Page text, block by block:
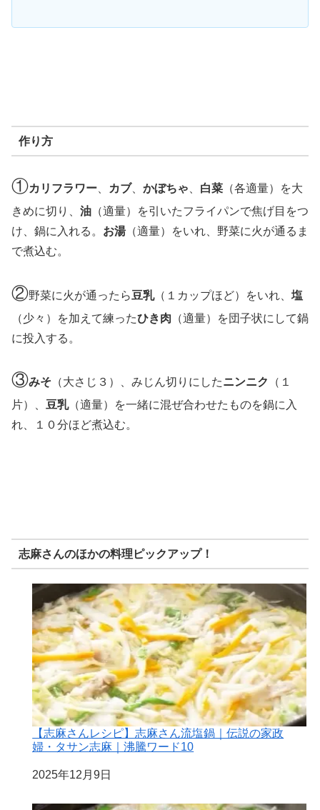
作り方
①カリフラワー カブ、 かぼちゃ 白菜 （各適量）を大
きめに切り、 油 （適量）を引いたフライパンで焦げ目をつ
け、鍋に入れる。 お湯（適量）をいれ、野菜に火が通るま
で煮込む。
②野菜に火が通ったら豆乳（１カップほど）をいれ、 塩
（少々）を加えて練ったひき肉 （適量）を団子状にして鍋
に投入する。
③みそ （大さじ３）、みじん切りにしたニンニク
（１
片）、 豆乳（適量）を一緒に混ぜ合わせたものを鍋に入
れ、１０分ほど煮込む。
志麻さんのほかの料理ピックアップ！
【志麻さんレシピ】志麻さん流塩鍋｜伝説の家政
婦・タサン志麻｜沸騰ワード10
日付
2025年12月9日